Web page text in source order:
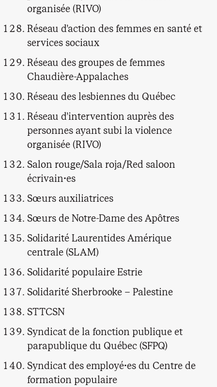
organisée (RIVO)
Réseau d’action des femmes en santé et
services sociaux
Réseau des groupes de femmes
Chaudière-Appalaches
Réseau des lesbiennes du Québec
Réseau d’intervention auprès des
personnes ayant subi la violence
organisée (RIVO)
Salon rouge/Sala roja/Red saloon
écrivain·es
Sœurs auxiliatrices
Sœurs de Notre-Dame des Apôtres
Solidarité Laurentides Amérique
centrale (SLAM)
Solidarité populaire Estrie
Solidarité Sherbrooke – Palestine
STTCSN
Syndicat de la fonction publique et
parapublique du Québec (SFPQ)
Syndicat des employé·es du Centre de
formation populaire